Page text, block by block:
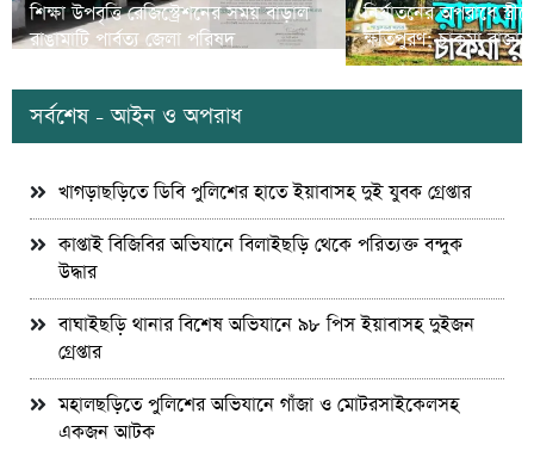
শিক্ষা উপবৃত্তি রেজিস্ট্রেশনের সময় বাড়াল
রাঙামাটি পার্বত্য জেলা পরিষদ
নির্যাতনের অপরাধে
ক্ষতিপুরণ; চাকমা
সর্বশেষ - আইন ও অপরাধ
খাগড়াছড়িতে ডিবি পুলিশের হাতে ইয়াবাসহ দুই যুবক গ্রেপ্তার
কাপ্তাই বিজিবির অভিযানে বিলাইছড়ি থেকে পরিত্যক্ত বন্দুক
উদ্ধার
বাঘাইছড়ি থানার বিশেষ অভিযানে ৯৮ পিস ইয়াবাসহ দুইজন
গ্রেপ্তার
মহালছড়িতে পুলিশের অভিযানে গাঁজা ও মোটরসাইকেলসহ
একজন আটক